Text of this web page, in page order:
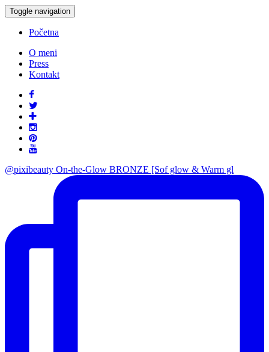
Toggle navigation
Početna
O meni
Press
Kontakt
@pixibeauty On-the-Glow BRONZE [Sof glow & Warm gl